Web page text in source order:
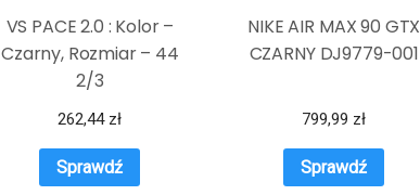
VS PACE 2.0 : Kolor –
Czarny, Rozmiar – 44
2/3
262,44 zł
Sprawdź
NIKE AIR MAX 90 GTX
CZARNY DJ9779-001
799,99 zł
Sprawdź